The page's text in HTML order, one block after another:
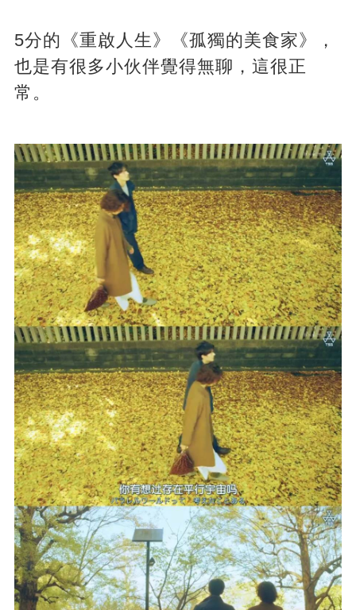
5分的《重啟人生》《孤獨的美食家》，
也是有很多小伙伴覺得無聊，這很正
常。